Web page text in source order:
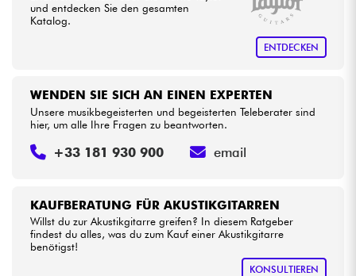
und entdecken Sie den gesamten
Katalog.
ENTDECKEN
KAUFBERATUNG FÜR AKUSTIKGITARREN
Willst du zur Akustikgitarre greifen? In diesem Ratgeber
findest du alles, was du zum Kauf einer Akustikgitarre
benötigst!
KONSULTIEREN
WENDEN SIE SICH AN EINEN EXPERTEN
Unsere musikbegeisterten und begeisterten Teleberater sind
hier, um alle Ihre Fragen zu beantworten.
+33 181 930 900 email